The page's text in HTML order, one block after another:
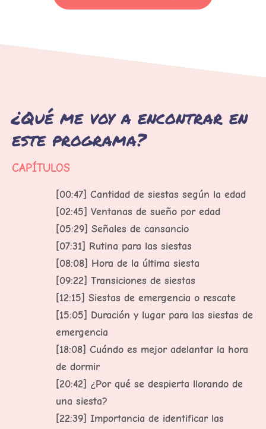
¿Qué me voy a encontrar en
este programa?
CAPÍTULOS
[00:47] Cantidad de siestas según la edad
[02:45] Ventanas de sueño por edad
[05:29] Señales de cansancio
[07:31] Rutina para las siestas
[08:08] Hora de la última siesta
[09:22] Transiciones de siestas
[12:15] Siestas de emergencia o rescate
[15:05] Duración y lugar para las siestas de
emergencia
[18:08] Cuándo es mejor adelantar la hora
de dormir
[20:42] ¿Por qué se despierta llorando de
una siesta?
[22:39] Importancia de identificar las